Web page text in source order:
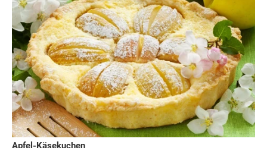
Apfel-Käsekuchen